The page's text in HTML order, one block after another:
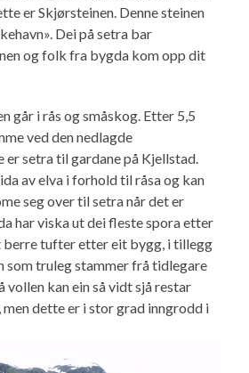
er Skjørsteinen. Denne steinen
Dei på setra bar
og folk fra bygda kom opp dit
går i rås og småskog. Etter 5,5
ved den nedlagde
setra til gardane på Kjellstad.
av elva i forhold til råsa og kan
seg over til setra når det er
har viska ut dei fleste spora etter
berre tufter etter eit bygg, i tillegg
som truleg stammer frå tidlegare
vollen kan ein så vidt sjå restar
dette er i stor grad inngrodd i